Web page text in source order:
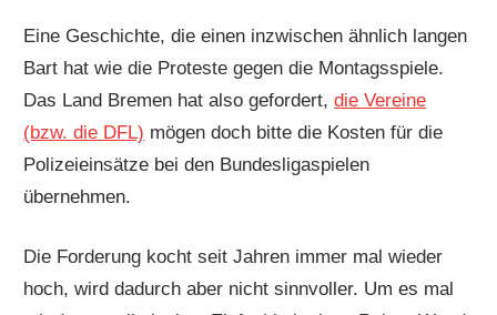
Eine Geschichte, die einen inzwischen ähnlich langen
Bart hat wie die Proteste gegen die Montagsspiele.
Das Land Bremen hat also gefordert,die Vereine
(bzw. die DFL) mögen doch bitte die Kosten für die
Polizeieinsätze bei den Bundesligaspielen
übernehmen.
Die Forderung kocht seit Jahren immer mal wieder
hoch, wird dadurch aber nicht sinnvoller. Um es mal